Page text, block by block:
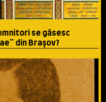
se găsesc
din Brașov?